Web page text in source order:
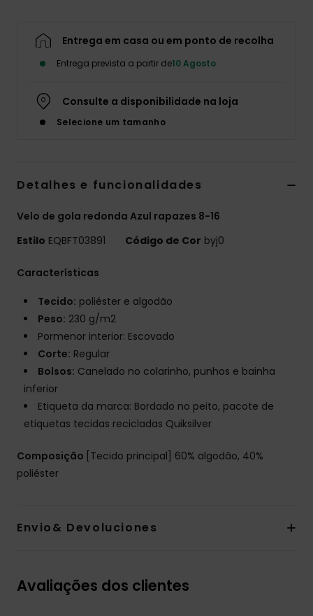
Entrega em casa ou em ponto de recolha
Entrega prevista a partir de10 Agosto
Consulte a disponibilidade na loja
Selecione um tamanho
Detalhes e funcionalidades
Velo de gola redonda Azul rapazes 8-16
Estilo EQBFT03891 Código de Cor byj0
Características
Tecido: poliéster e algodão
Peso: 230 g/m2
Pormenor interior: Escovado
Corte: Regular
Bolsos: Canelado no colarinho, punhos e bainha
inferior
Etiqueta da marca: Bordado no peito, pacote de
etiquetas tecidas recicladas Quiksilver
Composição [Tecido principal] 60% algodão, 40%
poliéster
Envio& Devoluciones
Avaliações dos clientes